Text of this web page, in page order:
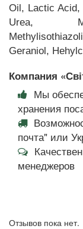
Oil, Lactic Acid,
Urea,
Geraniol,
Компания
Мы
хранения
почта" или
менеджеров
Отзывов пока нет.